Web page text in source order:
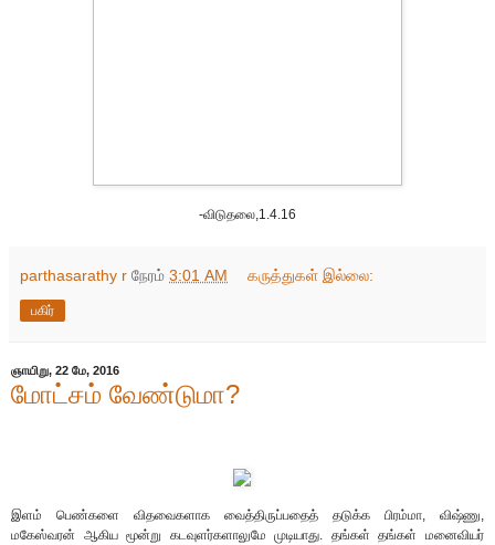
-விடுதலை,1.4.16
parthasarathy r நேரம் 3:01 AM கருத்துகள் இல்லை:
பகிர்
ஞாயிறு, 22 மே, 2016
மோட்சம் வேண்டுமா?
இளம் பெண்களை விதவைகளாக வைத்திருப்பதைத் தடுக்க பிரம்மா, விஷ்ணு,
மகேஸ்வரன் ஆகிய மூன்று கடவுளர்களாலுமே முடியாது. தங்கள் தங்கள் மனைவியர்